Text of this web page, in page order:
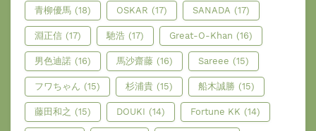
青柳優馬 (18) OSKAR (17) SANADA (17)
淵正信 (17) 馳浩 (17) Great-O-Khan (16)
男色迪諾 (16) 馬沙齋藤 (16) Sareee (15)
フワちゃん (15) 杉浦貴 (15) 船木誠勝 (15)
藤田和之 (15) DOUKI (14) Fortune KK (14)